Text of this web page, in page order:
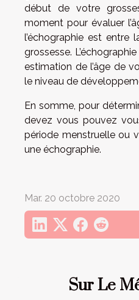
Sur Le
début de votre
moment pour évaluer
l’échographie est entre
grossesse.
estimation de l’âge de
le niveau de
En somme, pour
devez vous pouvez
période menstruelle ou
une échographie.
Mar. 20 octobre 2020